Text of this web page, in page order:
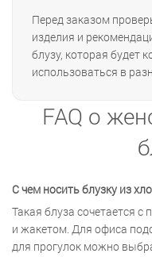
Перед заказом
изделия и
блузу, которая будет
использоваться в
FAQ о
С чем носить блузку из
Такая блуза сочетается
и жакетом. Для офиса
для прогулок можно